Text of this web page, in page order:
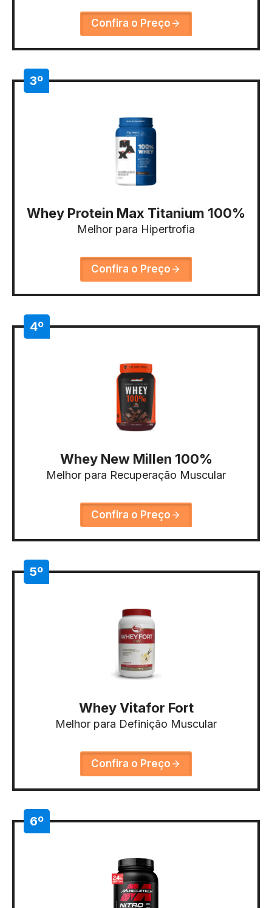
Confira o Preço
3º
Whey Protein Max Titanium 100%
Melhor para Hipertrofia
Confira o Preço
4º
Whey New Millen 100%
Melhor para Recuperação Muscular
Confira o Preço
5º
Whey Vitafor Fort
Melhor para Definição Muscular
Confira o Preço
6º